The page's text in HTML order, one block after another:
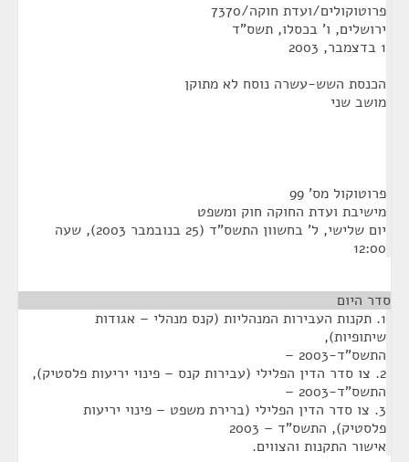
פרוטוקולים/ועדת חוקה/7370
ירושלים, ו' בכסלו, תשס"ד
1 בדצמבר, 2003
הכנסת השש-עשרה נוסח לא מתוקן
מושב שני
פרוטוקול מס' 99
מישיבת ועדת החוקה חוק ומשפט
יום שלישי, ל' בחשוון התשס"ד (25 בנובמבר 2003), שעה
12:00
סדר היום
1. תקנות העבירות המנהליות (קנס מנהלי – אגודות
שיתופיות),
התשס"ד-2003 –
2. צו סדר הדין הפלילי (עבירות קנס – פינוי יריעות פלסטיק),
התשס"ד-2003 –
3. צו סדר הדין הפלילי (ברירת משפט – פינוי יריעות
פלסטיק), התשס"ד – 2003
אישור התקנות והצווים.